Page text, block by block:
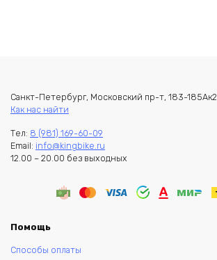
Санкт-Петербург, Московский пр-т, 183-185Ак2
Как нас найти
Тел: 8 (981) 169-60-09
Email: info@kingbike.ru
12.00 – 20.00 без выходных
Помощь
Способы оплаты